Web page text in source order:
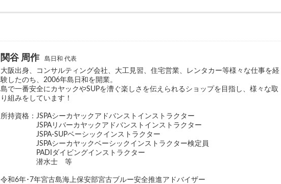
関谷 周作 島日和 代表
大阪出身、コンサルティング会社、大工見習、住宅営業、レンタカー等様々な仕事を経
験したのち、2006年島日和を開業。
島で一番安全にカヤックやSUPを漕ぐ楽しさを伝えられるショップを目指し、様々な取
り組みをしています！
所持資格：JSPAシーカヤックアドバンストインストラクター
JSPAリバーカヤックアドバンストインストラクター
JSPA-SUPベーシックインストラクター
JSPAシーカヤックベーシックインストラクター検定員
PADIダイビングインストラクター
潜水士 等
令和6年･7年宮古島海上保安部宮古ブルー安全推進アドバイザー